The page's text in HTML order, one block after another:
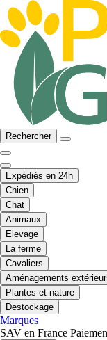
Rechercher
Expédiés en 24h
Chien
Chat
Animaux
Elevage
La ferme
Cavaliers
Aménagements
Plantes et nature
Destockage
Marques
SAV en France